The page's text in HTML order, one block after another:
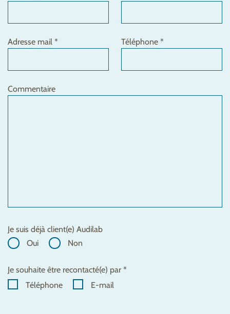
Adresse mail * Téléphone *
Commentaire
Je suis déjà client(e) Audilab
Oui
Non
Je souhaite être recontacté(e) par *
Téléphone
E-mail